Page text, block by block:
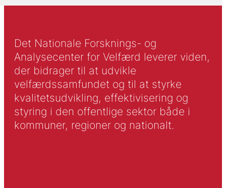
Det Nationale Forsknings- og
Analysecenter for Velfærd leverer viden,
der bidrager til at udvikle
velfærdssamfundet og til at styrke
kvalitetsudvikling, effektivisering og
styring i den offentlige sektor både i
kommuner, regioner og nationalt.